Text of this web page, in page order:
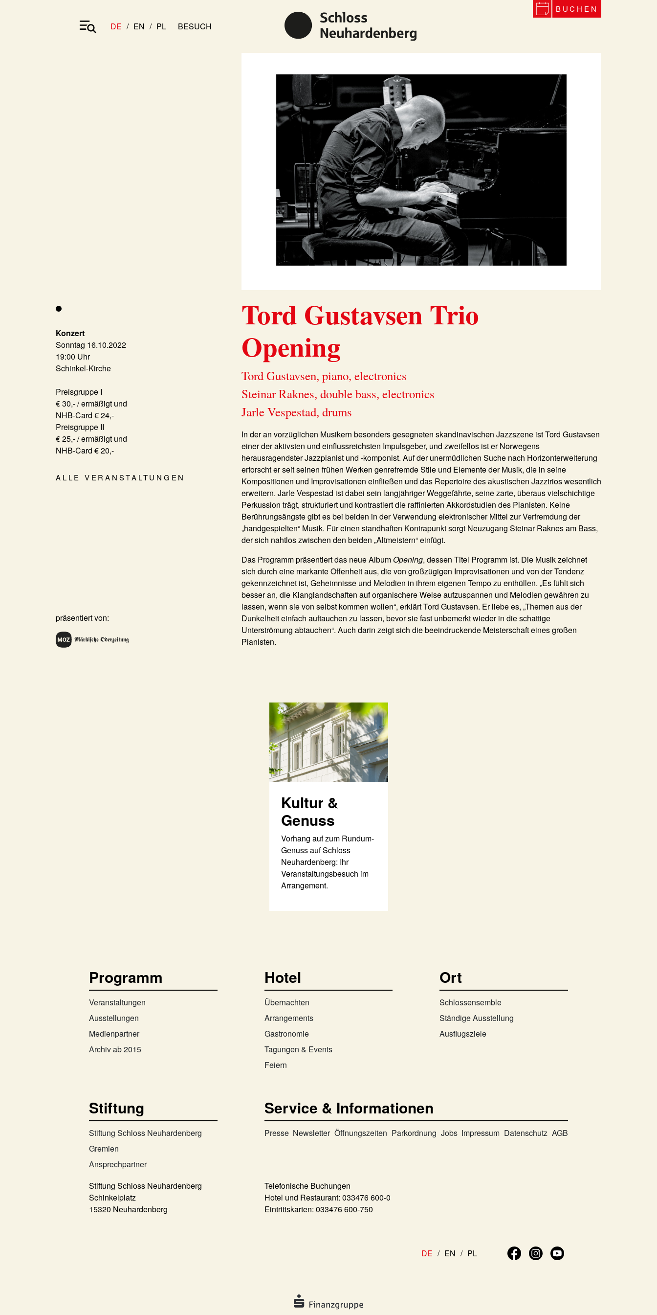
DE EN PL BESUCH
BUCHEN
Konzert
Sonntag 16.10.2022
19:00 Uhr
Schinkel-Kirche
Preisgruppe I
€ 30,- / ermäßigt und
NHB-Card € 24,-
Preisgruppe II
€ 25,- / ermäßigt und
NHB-Card € 20,-
ALLE VERANSTALTUNGEN
präsentiert von:
Tord Gustavsen Trio
Opening
Tord Gustavsen, piano, electronics
Steinar Raknes, double bass, electronics
Jarle Vespestad, drums
In der an vorzüglichen Musikern besonders gesegneten skandinavischen Jazzszene istTord Gustavsen
einer der aktivsten und einflussreichsten Impulsgeber, und zweifellos ist er Norwegens
herausragendster Jazzpianist und -komponist. Auf der unermüdlichen Suche nach Horizonterweiterung
erforscht er seit seinen frühen Werken genrefremde Stile und Elemente der Musik, die in seine
Kompositionen und Improvisationen einfließen und das Repertoire des akustischen Jazztrios wesentlich
erweitern. Jarle Vespestad ist dabei sein langjähriger Weggefährte, seine zarte, überaus vielschichtige
Perkussion trägt, strukturiert und kontrastiert die raffinierten Akkordstudien des Pianisten. Keine
Berührungsängste gibt es bei beiden in der Verwendung elektronischer Mittel zur Verfremdung der
„handgespielten“ Musik. Für einen standhaften Kontrapunkt sorgt Neuzugang Steinar Raknesam Bass,
der sich nahtlos zwischen den beiden „Altmeistern“ einfügt.
Das Programm präsentiert das neue AlbumOpening, dessen Titel Programm ist. Die Musik zeichnet
sich durch eine markante Offenheit aus, die von großzügigen Improvisationen und von der Tendenz
gekennzeichnet ist, Geheimnisse und Melodien in ihrem eigenen Tempo zu enthüllen. „Es fühlt sich
besser an, die Klanglandschaften auf organischere Weise aufzuspannen und Melodien gewähren zu
lassen, wenn sie von selbst kommen wollen“, erklärt Tord Gustavsen. Er liebe es, „Themen aus der
Dunkelheit einfach auftauchen zu lassen, bevor sie fast unbemerkt wieder in die schattige
Unterströmung abtauchen“. Auch darin zeigt sich die beeindruckende Meisterschaft eines großen
Pianisten.
Kultur &
Genuss
Vorhang auf zum Rundum-
Genuss auf Schloss
Neuhardenberg: Ihr
Veranstaltungsbesuch im
Arrangement.
Programm
Veranstaltungen
Ausstellungen
Medienpartner
Archiv ab 2015
Hotel
Übernachten
Arrangements
Gastronomie
Tagungen & Events
Feiern
Ort
Schlossensemble
Ständige Ausstellung
Ausflugsziele
Stiftung
Stiftung Schloss Neuhardenberg
Gremien
Ansprechpartner
Service & Informationen
Presse Newsletter Öffnungszeiten Parkordnung Jobs Impressum Datenschutz AGB
Stiftung Schloss Neuhardenberg
Schinkelplatz
15320 Neuhardenberg
Telefonische Buchungen
Hotel und Restaurant: 033476 600-0
Eintrittskarten: 033476 600-750
DE EN PL